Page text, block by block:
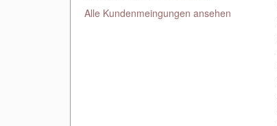
Alle Kundenmeingungen ansehen